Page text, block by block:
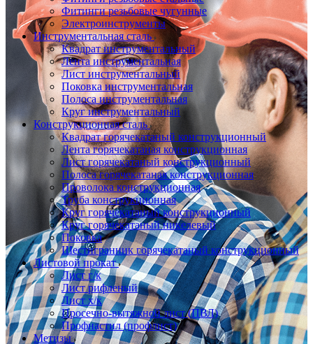
Фитинги резьбовые чугунные
Электроинструменты
Инструментальная сталь
Квадрат инструментальный
Лента инструментальная
Лист инструментальный
Поковка инструментальная
Полоса инструментальная
Круг инструментальный
Конструкционная сталь
Квадрат горячекатаный конструкционный
Лента горячекатаная конструкционная
Лист горячекатаный конструкционный
Полоса горячекатаная конструкционная
Проволока конструкционная
Труба конструкционная
Круг горячекатаный конструкционный
Круг горячекатаный никелевый
Поковка
Шестигранник горячекатаный конструкционный
Листовой прокат
Лист г/к
Лист рифленый
Лист х/к
Просечно-вытяжной лист (ПВЛ)
Профнастил (профлист)
Метизы